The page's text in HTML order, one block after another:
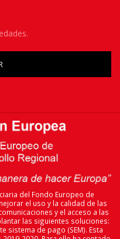
del Fondo Europeo de
el uso y la calidad de las
y el acceso a las
las siguientes soluciones:
sistema de pago (SEM). Esta